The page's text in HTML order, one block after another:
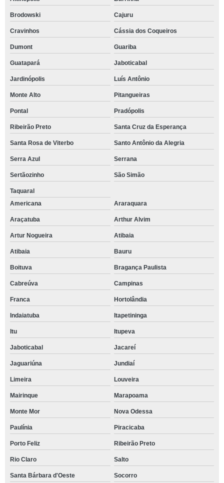
Brodowski Cajuru
Cravinhos Cássia dos Coqueiros
Dumont Guariba
Guatapará Jaboticabal
Jardinópolis Luís Antônio
Monte Alto Pitangueiras
Pontal Pradópolis
Ribeirão Preto Santa Cruz da Esperança
Santa Rosa de Viterbo Santo Antônio da Alegria
Serra Azul Serrana
Sertãozinho São Simão
Taquaral
Americana
Araraquara
Araçatuba Arthur Alvim
Artur Nogueira Atibaia
Atibaia Bauru
Boituva Bragança Paulista
Cabreúva Campinas
Franca Hortolândia
Indaiatuba Itapetininga
Itu Itupeva
Jaboticabal Jacareí
Jaguariúna Jundiaí
Limeira Louveira
Mairinque Marapoama
Monte Mor Nova Odessa
Paulínia Piracicaba
Porto Feliz Ribeirão Preto
Rio Claro Salto
Santa Bárbara d'Oeste Socorro